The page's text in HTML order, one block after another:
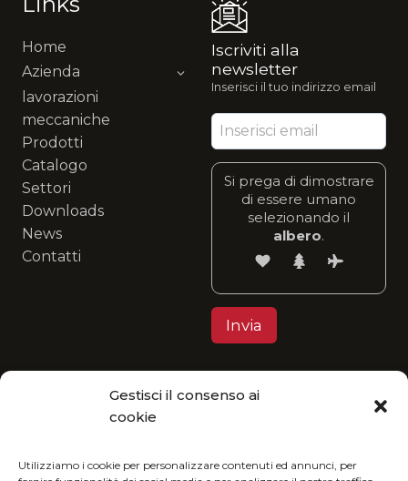
Gestisci il consenso ai
cookie
Utilizziamo i cookie per personalizzare contenuti ed annunci, per
Home
Azienda
lavorazioni
meccaniche
Prodotti
Catalogo
Settori
Downloads
News
Contatti
Iscriviti alla
newsletter
Inserisci il tuo indirizzo email
Si prega di dimostrare
di essere umano
selezionando il
albero.
friendly: fruisci del nostro catalogo in formato